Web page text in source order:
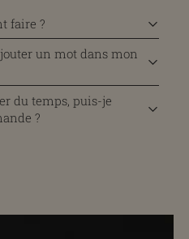
faire ?
un mot dans mon
du temps, puis-je
?